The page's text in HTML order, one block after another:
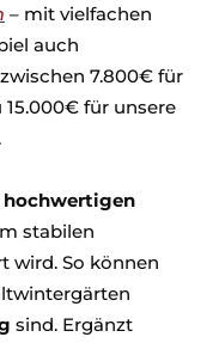
– mit vielfachen
auch
7.800€ für
für unsere
hochwertigen
stabilen
wird. So können
sind. Ergänzt